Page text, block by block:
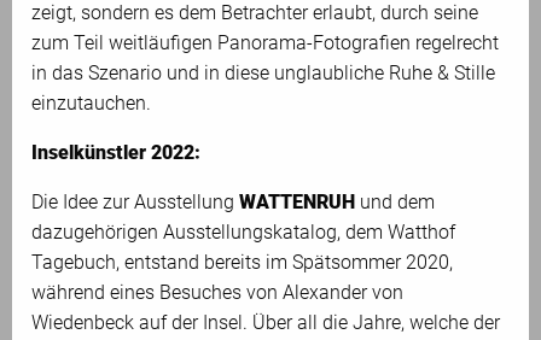
zeigt, sondern es dem Betrachter erlaubt, durch seine
zum Teil weitläufigen Panorama-Fotografien regelrecht
in das Szenario und in diese unglaubliche Ruhe & Stille
einzutauchen.
Inselkünstler 2022:
Die Idee zur Ausstellung WATTENRUH und dem
dazugehörigen Ausstellungskatalog, dem Watthof
Tagebuch, entstand bereits im Spätsommer 2020,
während eines Besuches von Alexander von
Wiedenbeck auf der Insel. Über all die Jahre, welche der